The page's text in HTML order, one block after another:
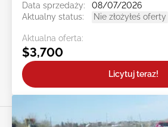
Data sprzedaży:
08/07/2026
Aktualny status:
Nie złożyłeś oferty
Aktualna oferta:
$3,700
Licytuj teraz!